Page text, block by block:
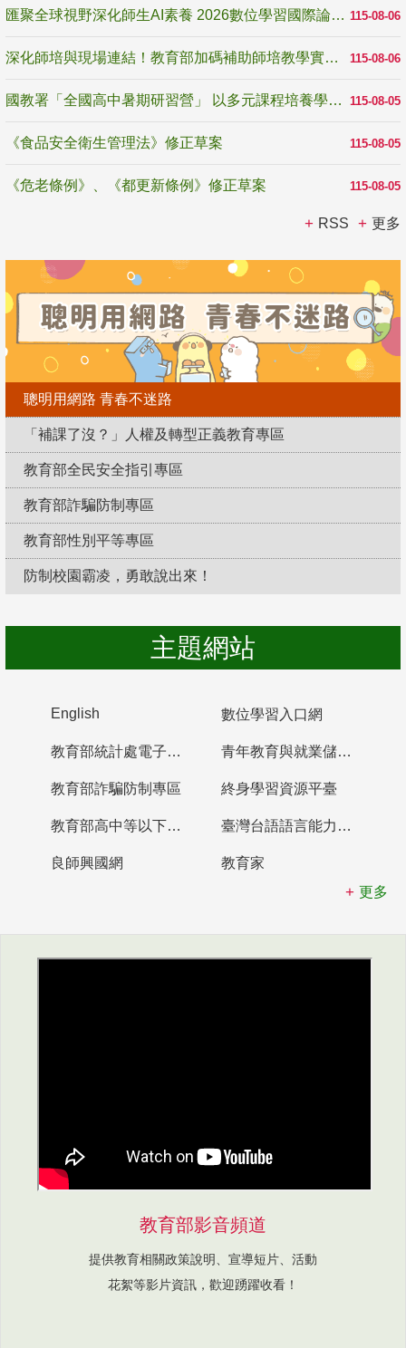
115-08-06
匯聚全球視野深化師生AI素養 2026數位學習國際論壇高雄登場
115-08-06
深化師培與現場連結！教育部加碼補助師培教學實踐研究 10月師培國際研討會交流教學實踐經驗
115-08-05
國教署「全國高中暑期研習營」 以多元課程培養學生瞭解誠信專業與倫理價值
115-08-05
《食品安全衛生管理法》修正草案
115-08-05
《危老條例》、《都更新條例》修正草案
RSS 更多
聰明用網路 青春不迷路
「補課了沒？」人權及轉型正義教育專區
教育部全民安全指引專區
教育部詐騙防制專區
教育部性別平等專區
防制校園霸凌，勇敢說出來！
主題網站
English 數位學習入口網
教育部統計處電子書櫃 青年教育與就業儲蓄帳戶
教育部詐騙防制專區 終身學習資源平臺
教育部高中等以下學校及幼兒園教師資格檢定考試 臺灣台語語言能力認證網站
良師興國網
教育家
更多
教育部影音頻道
提供教育相關政策說明、宣導短片、活動
花絮等影片資訊，歡迎踴躍收看！